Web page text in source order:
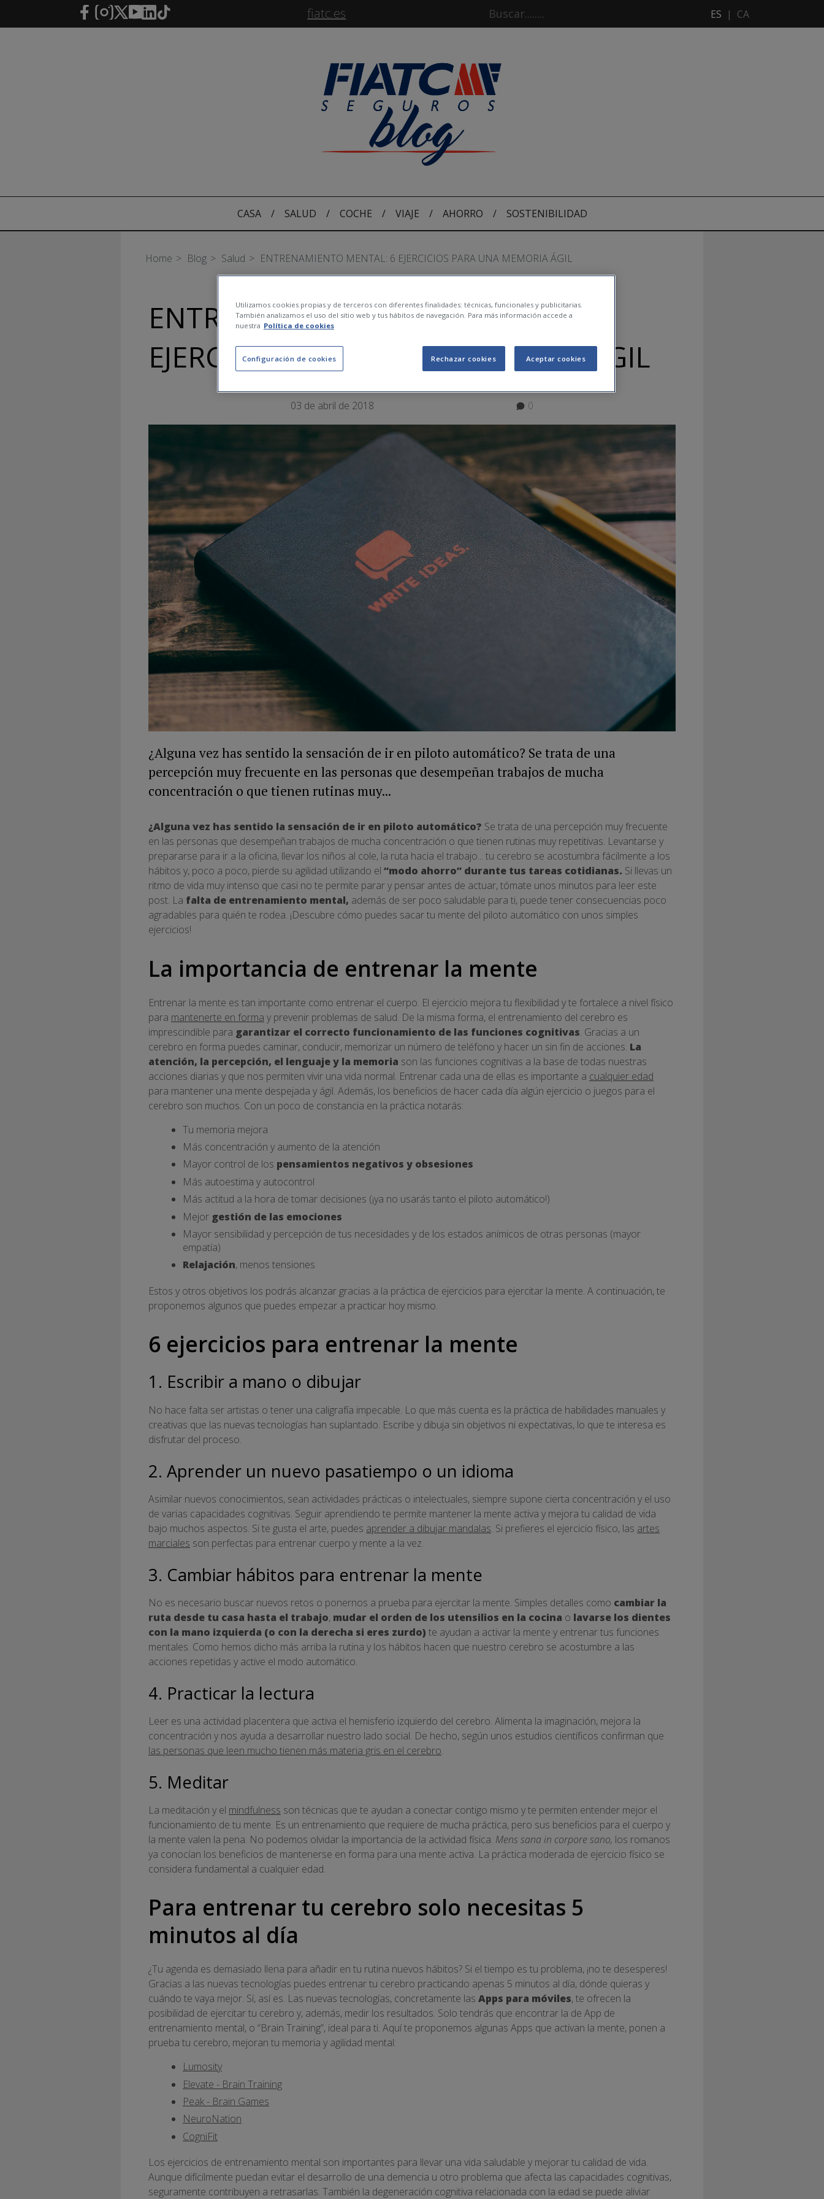
Saltar al contenido principal fiatc.es ES | CA
CASA / SALUD / COCHE / VIAJE / AHORRO / SOSTENIBILIDAD
Home Blog Salud ENTRENAMIENTO MENTAL: 6 EJERCICIOS PARA UNA MEMORIA ÁGIL
ENTRENAMIENTO MENTAL: 6
EJERCICIOS PARA UNA MEMORIA ÁGIL
03 de abril de 2018 0
¿Alguna vez has sentido la sensación de ir en piloto automático? Se trata de una
percepción muy frecuente en las personas que desempeñan trabajos de mucha
concentración o que tienen rutinas muy...
¿Alguna vez has sentido la sensación de ir en piloto automático? Se trata de una percepción muy frecuente
en las personas que desempeñan trabajos de mucha concentración o que tienen rutinas muy repetitivas. Levantarse y
prepararse para ir a la oficina, llevar los niños al cole, la ruta hacia el trabajo... tu cerebro se acostumbra fácilmente a los
hábitos y, poco a poco, pierde su agilidad utilizando el “modo ahorro” durante tus tareas cotidianas. Si llevas un
ritmo de vida muy intenso que casi no te permite parar y pensar antes de actuar, tómate unos minutos para leer este
post. La falta de entrenamiento mental, además de ser poco saludable para ti, puede tener consecuencias poco
agradables para quién te rodea. ¡Descubre cómo puedes sacar tu mente del piloto automático con unos simples
ejercicios!
La importancia de entrenar la mente
Entrenar la mente es tan importante como entrenar el cuerpo. El ejercicio mejora tu flexibilidad y te fortalece a nivel físico
para mantenerte en forma y prevenir problemas de salud. De la misma forma, el entrenamiento del cerebro es
imprescindible para garantizar el correcto funcionamiento de las funciones cognitivas. Gracias a un
cerebro en forma puedes caminar, conducir, memorizar un número de teléfono y hacer un sin fin de acciones. La
atención, la percepción, el lenguaje y la memoria son las funciones cognitivas a la base de todas nuestras
acciones diarias y que nos permiten vivir una vida normal. Entrenar cada una de ellas es importante a cualquier edad
para mantener una mente despejada y ágil. Además, los beneficios de hacer cada día algún ejercicio o juegos para el
cerebro son muchos. Con un poco de constancia en la práctica notarás:
Tu memoria mejora
Más concentración y aumento de la atención
Mayor control de los pensamientos negativos y obsesiones
Más autoestima y autocontrol
Más actitud a la hora de tomar decisiones (¡ya no usarás tanto el piloto automático!)
Mejor gestión de las emociones
Mayor sensibilidad y percepción de tus necesidades y de los estados anímicos de otras personas (mayor
empatía)
Relajación, menos tensiones
Estos y otros objetivos los podrás alcanzar gracias a la práctica de ejercicios para ejercitar la mente. A continuación, te
proponemos algunos que puedes empezar a practicar hoy mismo.
6 ejercicios para entrenar la mente
1. Escribir a mano o dibujar
No hace falta ser artistas o tener una caligrafía impecable. Lo que más cuenta es la práctica de habilidades manuales y
creativas que las nuevas tecnologías han suplantado. Escribe y dibuja sin objetivos ni expectativas, lo que te interesa es
disfrutar del proceso.
2. Aprender un nuevo pasatiempo o un idioma
Asimilar nuevos conocimientos, sean actividades prácticas o intelectuales, siempre supone cierta concentración y el uso
de varias capacidades cognitivas. Seguir aprendiendo te permite mantener la mente activa y mejora tu calidad de vida
bajo muchos aspectos. Si te gusta el arte, puedes aprender a dibujar mandalas. Si prefieres el ejercicio físico, las artes
marciales son perfectas para entrenar cuerpo y mente a la vez.
3. Cambiar hábitos para entrenar la mente
No es necesario buscar nuevos retos o ponernos a prueba para ejercitar la mente. Simples detalles como cambiar la
ruta desde tu casa hasta el trabajo, mudar el orden de los utensilios en la cocina o lavarse los dientes
con la mano izquierda (o con la derecha si eres zurdo) te ayudan a activar la mente y entrenar tus funciones
mentales. Como hemos dicho más arriba la rutina y los hábitos hacen que nuestro cerebro se acostumbre a las
acciones repetidas y active el modo automático.
4. Practicar la lectura
Leer es una actividad placentera que activa el hemisferio izquierdo del cerebro. Alimenta la imaginación, mejora la
concentración y nos ayuda a desarrollar nuestro lado social. De hecho, según unos estudios científicos confirman que
las personas que leen mucho tienen más materia gris en el cerebro.
5. Meditar
La meditación y el mindfulness son técnicas que te ayudan a conectar contigo mismo y te permiten entender mejor el
funcionamiento de tu mente. Es un entrenamiento que requiere de mucha práctica, pero sus beneficios para el cuerpo y
la mente valen la pena. No podemos olvidar la importancia de la actividad física. Mens sana in corpore sano, los romanos
ya conocían los beneficios de mantenerse en forma para una mente activa. La práctica moderada de ejercicio físico se
considera fundamental a cualquier edad.
Para entrenar tu cerebro solo necesitas 5
minutos al día
¿Tu agenda es demasiado llena para añadir en tu rutina nuevos hábitos? Si el tiempo es tu problema, ¡no te desesperes!
Gracias a las nuevas tecnologías puedes entrenar tu cerebro practicando apenas 5 minutos al día, dónde quieras y
cuándo te vaya mejor. Sí, así es. Las nuevas tecnologías, concretamente las Apps para móviles, te ofrecen la
posibilidad de ejercitar tu cerebro y, además, medir los resultados. Solo tendrás que encontrar la de App de
entrenamiento mental, o “Brain Training”, ideal para ti. Aquí te proponemos algunas Apps que activan la mente, ponen a
prueba tu cerebro, mejoran tu memoria y agilidad mental:
Lumosity
Elevate - Brain Training
Peak - Brain Games
NeuroNation
CogniFit
Los ejercicios de entrenamiento mental son importantes para llevar una vida saludable y mejorar tu calidad de vida.
Aunque difícilmente puedan evitar el desarrollo de una demencia u otro problema que afecta las capacidades cognitivas,
seguramente contribuyen a retrasarlas. También la degeneración cognitiva relacionada con la edad se puede aliviar
Utilizamos cookies propias y de terceros con diferentes finalidades: técnicas, funcionales y publicitarias.
También analizamos el uso del sitio web y tus hábitos de navegación. Para más información accede a
nuestra Política de cookies
Configuración de cookies Rechazar cookies Aceptar cookies